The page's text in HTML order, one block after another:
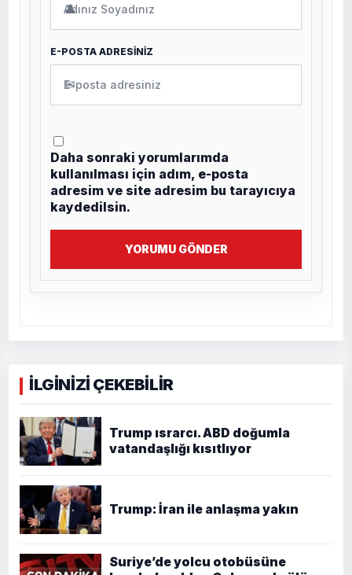
👤
E-POSTA ADRESİNİZ
✉
Daha sonraki yorumlarımda
kullanılması için adım, e-posta
adresim ve site adresim bu tarayıcıya
kaydedilsin.
YORUMU GÖNDER
İLGİNİZİ ÇEKEBİLİR
Trump ısrarcı. ABD doğumla
vatandaşlığı kısıtlıyor
Trump: İran ile anlaşma yakın
Suriye’de yolcu otobüsüne